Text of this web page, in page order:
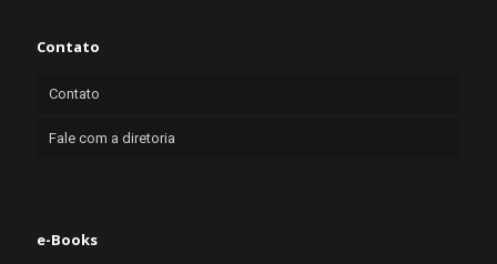
Contato
Contato
Fale com a diretoria
e-Books